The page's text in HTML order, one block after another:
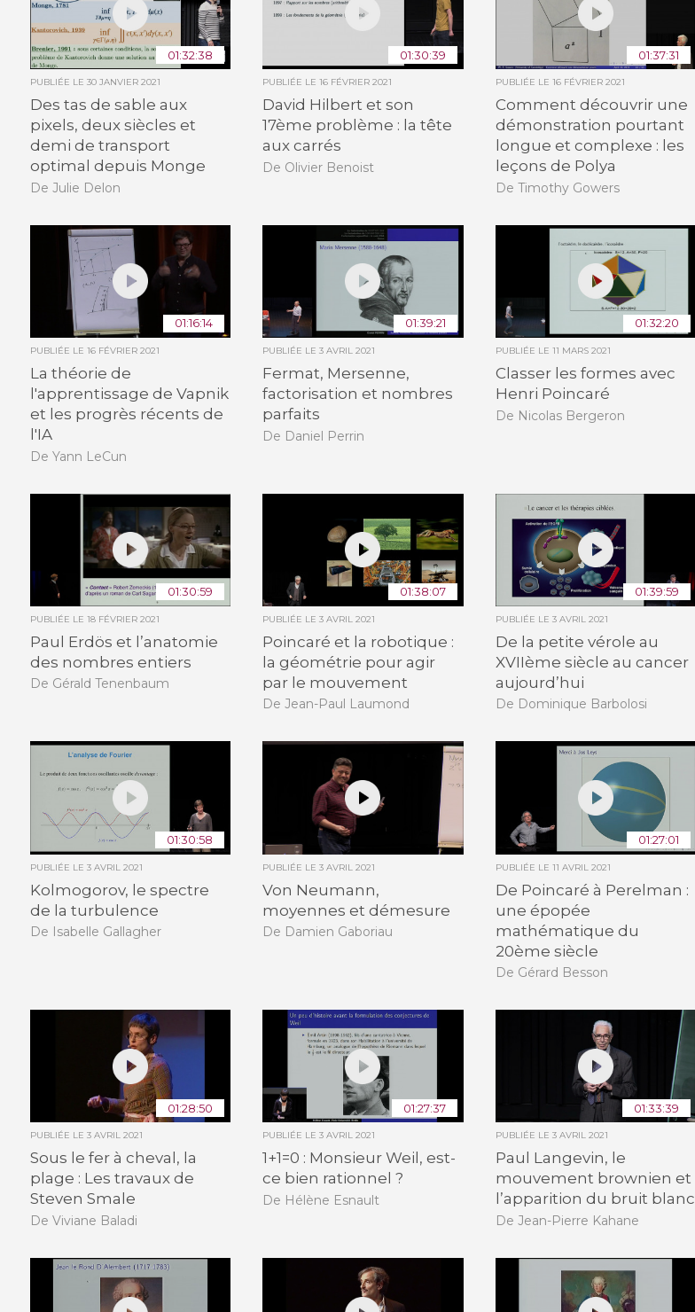
01:32:38
PUBLIÉE LE 30 JANVIER 2021
Des tas de sable aux
pixels, deux siècles et
demi de transport
optimal depuis Monge
De Julie Delon
01:30:39
PUBLIÉE LE16 FÉVRIER 2021
David Hilbert et son
17ème problème : la tête
aux carrés
De Olivier Benoist
01:37:31
PUBLIÉE LE 16 FÉVRIER 2021
Comment découvrir une
démonstration pourtant
longue et complexe : les
leçons de Polya
De Timothy Gowers
01:16:14
PUBLIÉE LE 16 FÉVRIER 2021
La théorie de
l'apprentissage de Vapnik
et les progrès récents de
l'IA
De Yann LeCun
01:39:21
PUBLIÉE LE3 AVRIL 2021
Fermat, Mersenne,
factorisation et nombres
parfaits
De Daniel Perrin
01:32:20
PUBLIÉE LE 11 MARS 2021
Classer les formes avec
Henri Poincaré
De Nicolas Bergeron
01:30:59
PUBLIÉE LE 18 FÉVRIER 2021
Paul Erdös et l’anatomie
des nombres entiers
De Gérald Tenenbaum
01:38:07
PUBLIÉE LE3 AVRIL 2021
Poincaré et la robotique :
la géométrie pour agir
par le mouvement
De Jean-Paul Laumond
01:39:59
PUBLIÉE LE 3 AVRIL 2021
De la petite vérole au
XVIIème siècle au cancer
aujourd’hui
De Dominique Barbolosi
01:30:58
PUBLIÉE LE 3 AVRIL 2021
Kolmogorov, le spectre
de la turbulence
De Isabelle Gallagher
PUBLIÉE LE3 AVRIL 2021
Von Neumann,
moyennes et démesure
De Damien Gaboriau
01:27:01
PUBLIÉE LE 11 AVRIL 2021
De Poincaré à Perelman :
une épopée
mathématique du
20ème siècle
De Gérard Besson
01:28:50
PUBLIÉE LE 3 AVRIL 2021
Sous le fer à cheval, la
plage : Les travaux de
Steven Smale
De Viviane Baladi
01:27:37
PUBLIÉE LE3 AVRIL 2021
1+1=0 : Monsieur Weil, est-
ce bien rationnel ?
De Hélène Esnault
01:33:39
PUBLIÉE LE 3 AVRIL 2021
Paul Langevin, le
mouvement brownien et
l’apparition du bruit blanc
De Jean-Pierre Kahane